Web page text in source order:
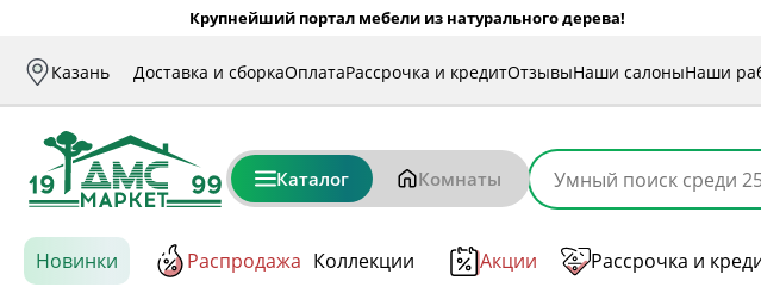
Крупнейший портал мебели из натурального дерева!
Казань Доставка и сборкаОплатаРассрочка и кредитОтзывыНаши салоныНаши
Каталог Комнаты
Новинки Распродажа Коллекции Акции Рассрочка и